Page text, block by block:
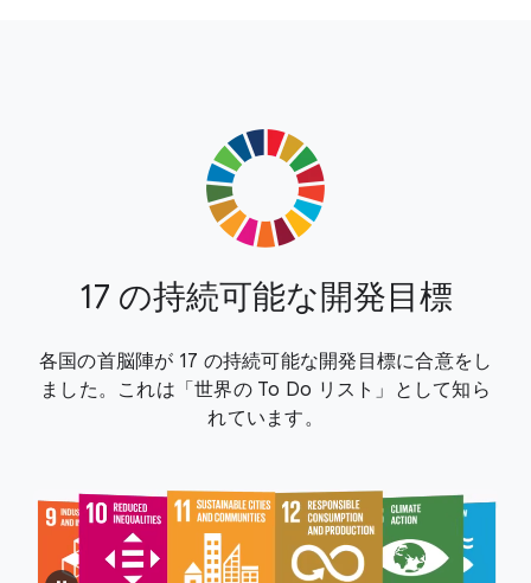
17 の持続可能な開発目標
各国の首脳陣が 17 の持続可能な開発目標に合意をし
ました。これは「世界の To Do リスト」として知ら
れています。